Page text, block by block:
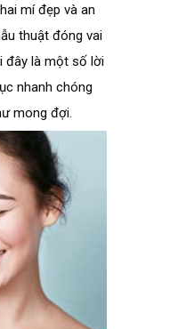
mí đẹp và an
thuật đóng vai
đây là một số lời
nhanh chóng
mong đợi.